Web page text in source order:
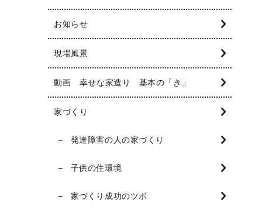
お知らせ
現場風景
動画 幸せな家造り 基本の「き」
家づくり
発達障害の人の家づくり
子供の住環境
家づくり成功のツボ